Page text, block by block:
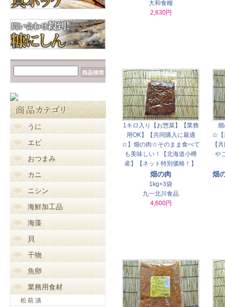
大和食糧
2,630円
1キロ入り【お惣菜】【業務
用OK】【共同購入に最適
☆】畑の肉☆そのまま食べて
も美味しい！【北海道小樽
産】【ネット特別価格！】
畑の肉
1kg×3袋
九一北川食品
4,600円
☆【
【
や
畑
うに
エビ
おつまみ
カニ
ニシン
海鮮加工品
海藻
貝
干物
魚卵
業務用食材
松前漬